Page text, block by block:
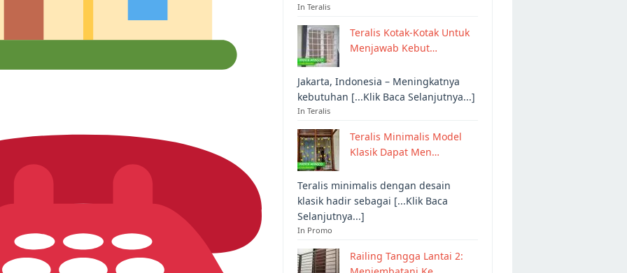
In Teralis
Teralis Kotak-Kotak Untuk
Menjawab Kebut…
Jakarta, Indonesia – Meningkatnya
kebutuhan [...Klik Baca Selanjutnya...]
In Teralis
Teralis Minimalis Model
Klasik Dapat Men…
Teralis minimalis dengan desain
klasik hadir sebagai [...Klik Baca
Selanjutnya...]
In Promo
Railing Tangga Lantai 2: